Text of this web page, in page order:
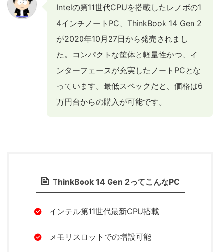
Intelの第11世代CPUを搭載したレノボの1
4インチノートPC、ThinkBook 14 Gen 2
が2020年10月27日から発売されまし
た。コンパクトな筐体と軽量性かつ、イ
ンターフェースが充実したノートPCとな
っています。最低スペックだと、価格は6
万円台からの購入が可能です。
ThinkBook 14 Gen 2ってこんなPC
インテル第11世代最新CPU搭載
メモリスロットでの増設可能